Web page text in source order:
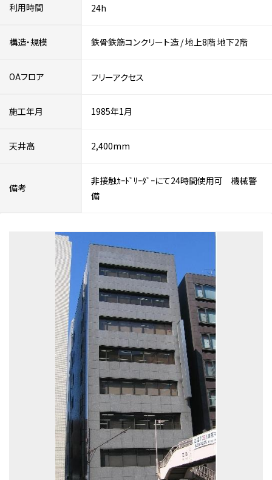
利用時間 24h
構造・規模 鉄骨鉄筋コンクリート造 /地上8階地下2階
OAフロア フリーアクセス
施工年月 1985年1月
天井高 2,400mm
備考
非接触ｶｰﾄﾞﾘｰﾀﾞｰにて24時間使用可 機械警
備